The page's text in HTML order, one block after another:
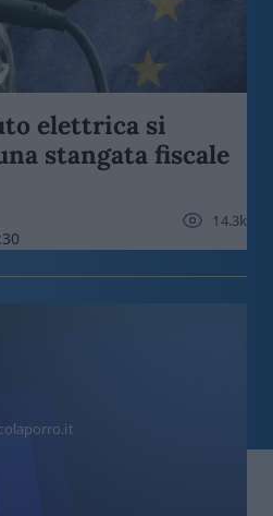
elettrica si
stangata fiscale
14.3k